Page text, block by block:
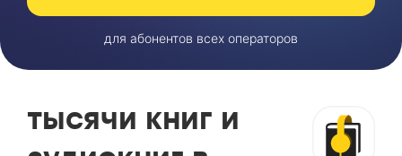
для абонентов всех операторов
тысячи книг и